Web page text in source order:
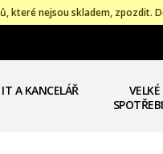
které nejsou skladem, zpozdit.
IT A KANCELÁŘ
VELKÉ